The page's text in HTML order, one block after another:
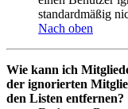
standardmäßig
Nach oben
Wie kann ich
der ignorierten
den Listen entfernen?